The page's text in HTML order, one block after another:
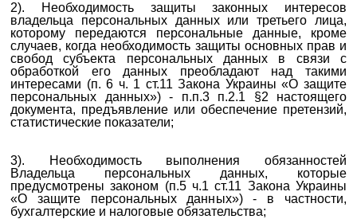
2). Необходимость защиты законных интересов
владельца персональных данных или третьего лица,
которому передаются персональные данные, кроме
случаев, когда необходимость защиты основных прав и
свобод субъекта персональных данных в связи с
обработкой его данных преобладают над такими
интересами (п. 6 ч. 1 ст.11 Закона Украины «О защите
персональных данных») - п.п.3 п.2.1 §2 настоящего
документа, предъявление или обеспечение претензий,
статистические показатели;
3). Необходимость выполнения обязанностей
Владельца персональных данных, которые
предусмотрены законом (п.5 ч.1 ст.11 Закона Украины
«О защите персональных данных») - в частности,
бухгалтерские и налоговые обязательства;